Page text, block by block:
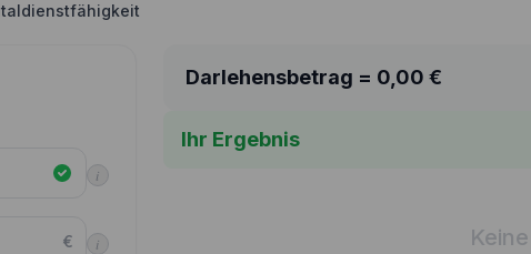
i
€ i
Darlehensbetrag = 0,00 €
Ihr Ergebnis